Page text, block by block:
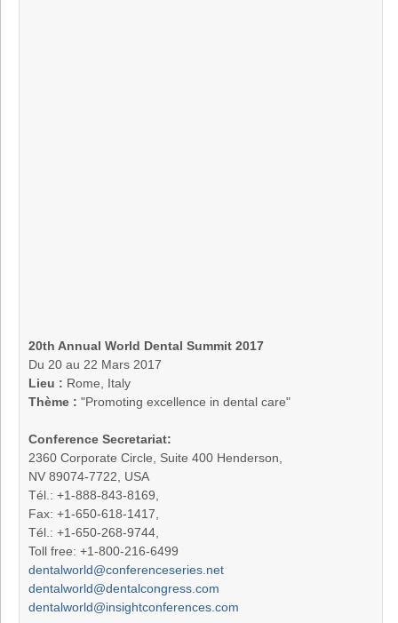
20th Annual World Dental Summit 2017
Du 20 au 22 Mars 2017
Lieu : Rome, Italy
Thème : "Promoting excellence in dental care"
Conference Secretariat:
2360 Corporate Circle, Suite 400 Henderson,
NV 89074-7722, USA
Tél.: +1-888-843-8169,
Fax: +1-650-618-1417,
Tél.: +1-650-268-9744,
Toll free: +1-800-216-6499
dentalworld@conferenceseries.net
dentalworld@dentalcongress.com
dentalworld@insightconferences.com